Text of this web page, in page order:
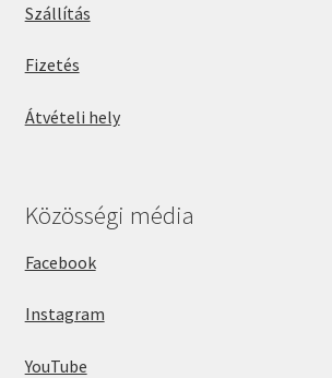
Szállítás
Fizetés
Átvételi hely
Közösségi média
Facebook
Instagram
YouTube